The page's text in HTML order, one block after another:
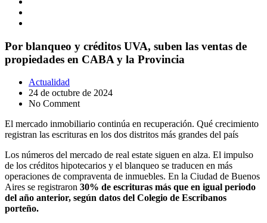
Por blanqueo y créditos UVA, suben las ventas de
propiedades en CABA y la Provincia
Actualidad
24 de octubre de 2024
No Comment
El mercado inmobiliario continúa en recuperación. Qué crecimiento
registran las escrituras en los dos distritos más grandes del país
Los números del mercado de real estate siguen en alza. El impulso
de los créditos hipotecarios y el blanqueo se traducen en más
operaciones de compraventa de inmuebles. En la Ciudad de Buenos
Aires se registraron 30% de escrituras más que en igual periodo
del año anterior, según datos del Colegio de Escribanos
porteño.